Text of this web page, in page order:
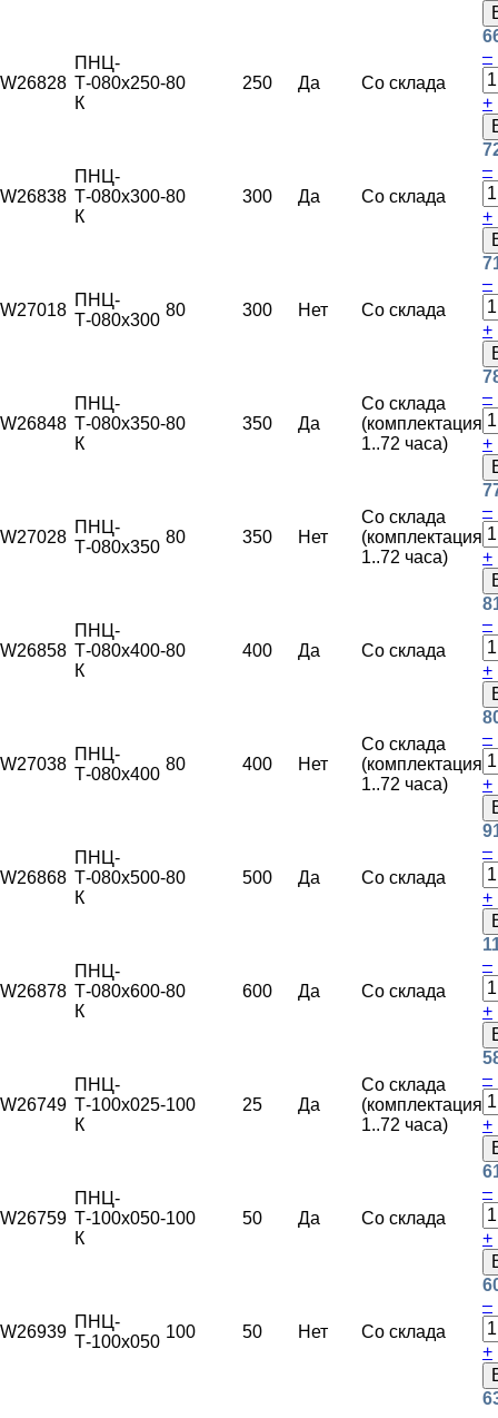
W26828
ПНЦ-
Т-080х250-
К
80 250 Да Со склада
–
+
W26838
ПНЦ-
Т-080х300-
К
80 300 Да Со склада
–
+
W27018
ПНЦ-
Т-080х300
80 300 Нет Со склада
–
+
W26848
ПНЦ-
Т-080х350-
К
80 350 Да
Со склада
(комплектация
1..72 часа)
–
+
W27028
ПНЦ-
Т-080х350
80 350 Нет
Со склада
(комплектация
1..72 часа)
–
+
W26858
ПНЦ-
Т-080х400-
К
80 400 Да Со склада
–
+
W27038
ПНЦ-
Т-080х400
80 400 Нет
Со склада
(комплектация
1..72 часа)
–
+
W26868
ПНЦ-
Т-080х500-
К
80 500 Да Со склада
–
+
W26878
ПНЦ-
Т-080х600-
К
80 600 Да Со склада
–
+
W26749
ПНЦ-
Т-100х025-
К
100 25 Да
Со склада
(комплектация
1..72 часа)
–
+
W26759
ПНЦ-
Т-100х050-
К
100 50 Да Со склада
–
+
W26939
ПНЦ-
Т-100х050
100 50 Нет Со склада
–
+